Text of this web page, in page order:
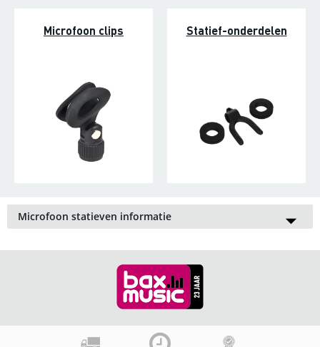
Microfoon clips Statief-onderdelen
Microfoon statieven informatie
gewoon in je hand houden, maar wil je je handen vrij hebben
van pas. Andere situatie: je moet een microfoon hoog boven
een instrument hangen; ook dan is een microfoon-statief dé
oplossing. Nóg een voorbeeld: je studio microfoon is te
gevoelig om in de hand te houden... je raadt het al: een